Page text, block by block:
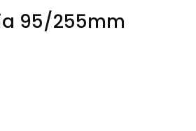
95/255mm